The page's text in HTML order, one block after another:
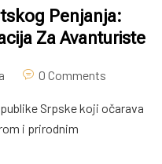
Penjanja:
Za Avanturiste
0 Comments
Srpske koji očarava
i prirodnim